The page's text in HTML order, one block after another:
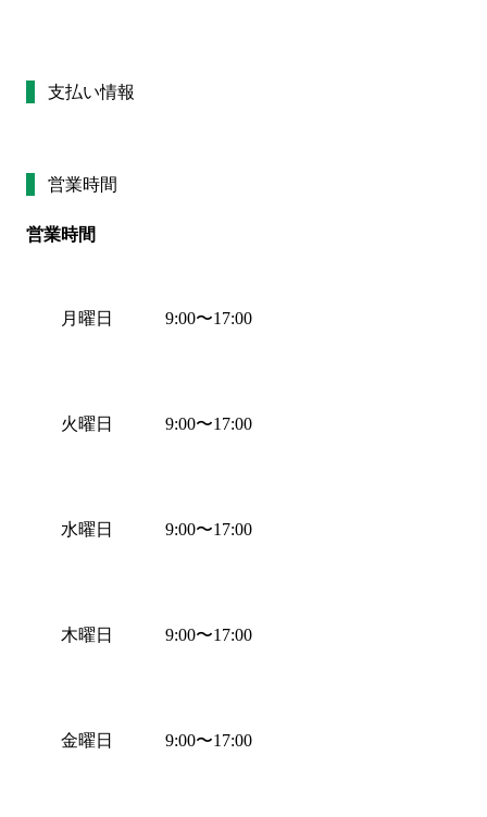
支払い情報
営業時間
営業時間
月曜日
火曜日
水曜日
木曜日
金曜日
9:00〜17:00
9:00〜17:00
9:00〜17:00
9:00〜17:00
9:00〜17:00